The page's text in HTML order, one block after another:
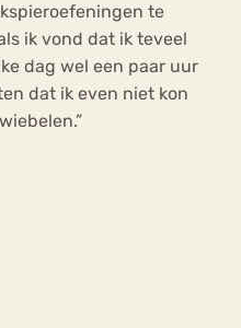
te
ik vond dat ik teveel
dag wel een paar uur
dat ik even niet kon